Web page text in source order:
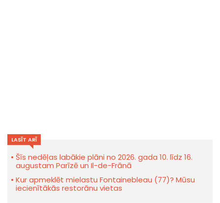
LASĪT ARĪ
Šīs nedēļas labākie plāni no 2026. gada 10. līdz 16.
augustam Parīzē un Il-de-Frānā
Kur apmeklēt mielastu Fontainebleau (77)? Mūsu
iecienītākās restorānu vietas